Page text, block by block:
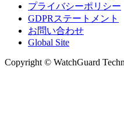
プライバシーポリシー
GDPRステートメント
お問い合わせ
Global Site
Copyright © WatchGuard